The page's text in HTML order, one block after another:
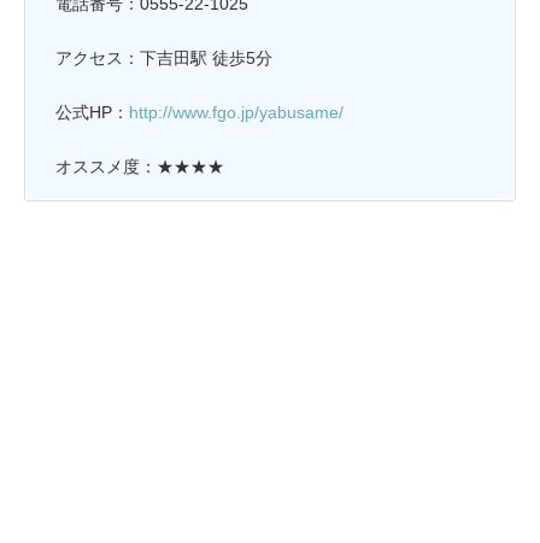
アクセス：下吉田駅 徒歩5分
公式HP： http://www.fgo.jp/yabusame/
オススメ度：★★★★